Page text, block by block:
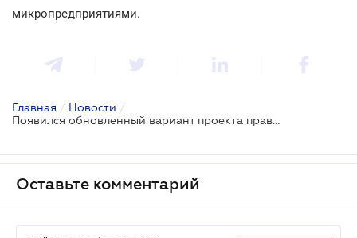
микропредприятиями.
Главная / Новости /
Появился обновленный вариант проекта правил доступа к инфраструктуре зданий
Оставьте комментарий